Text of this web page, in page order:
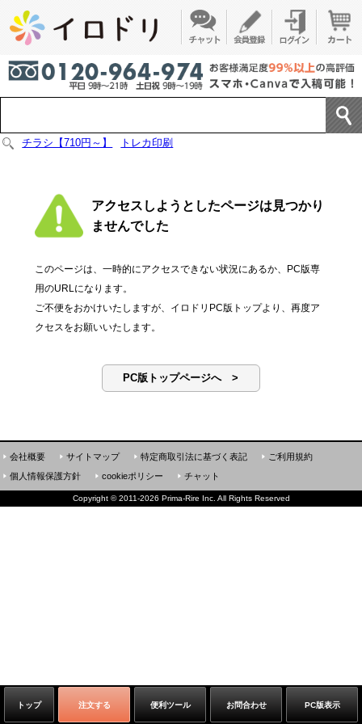
チラシ【710円～】 トレカ印刷
アクセスしようとしたページは見つかり
ませんでした
このページは、一時的にアクセスできない状況にあるか、PC版専
用のURLになります。
ご不便をおかけいたしますが、イロドリPC版トップより、再度ア
クセスをお願いいたします。
PC版トップページへ >
トップ 注文する 便利ツール お問合わせ PC版表示
会社概要 サイトマップ 特定商取引法に基づく表記
ご利用規約
個人情報保護方針
cookieポリシー チャット
Copyright ©2011-2026 Prima-Rire Inc. All Rights Reserved